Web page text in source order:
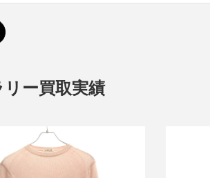
ー買取実績
ーラリー 26SS SUMMER
オ